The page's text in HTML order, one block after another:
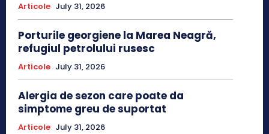
Articole July 31, 2026
Porturile georgiene la Marea Neagră,
refugiul petrolului rusesc
Articole July 31, 2026
Alergia de sezon care poate da
simptome greu de suportat
Articole July 31, 2026